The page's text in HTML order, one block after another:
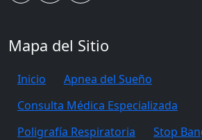
Mapa del Sitio
Inicio
Apnea del Sueño
Consulta Médica Especializada
Poligrafía Respiratoria
Stop